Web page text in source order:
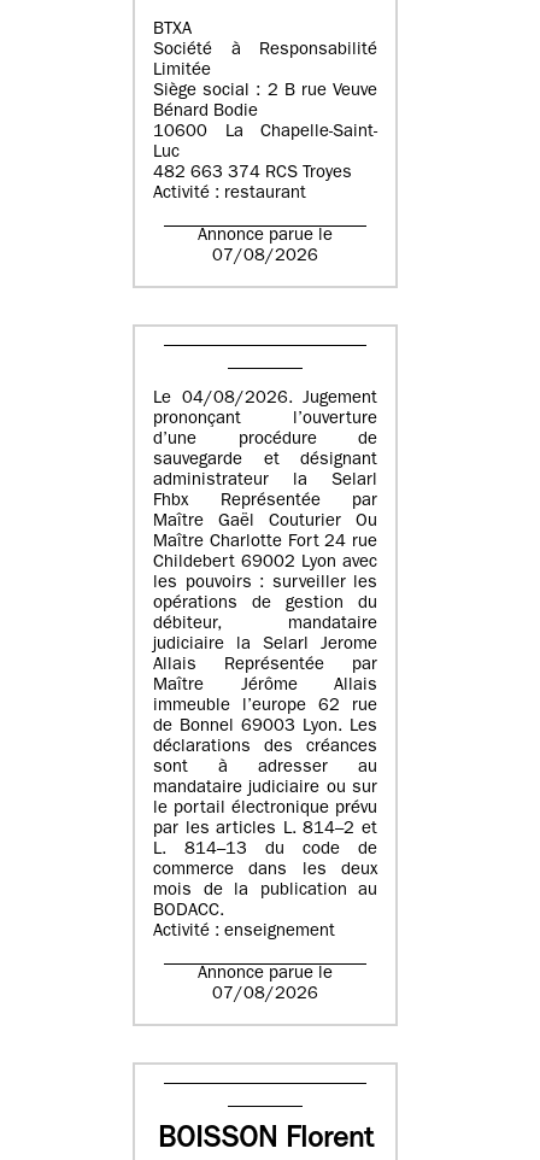
BTXA
Société à Responsabilité
Limitée
Siège social : 2 B rue Veuve
Bénard Bodie
10600 La Chapelle-Saint-
Luc
482 663 374 RCS Troyes
Activité : restaurant
Annonce parue le
07/08/2026
Le 04/08/2026. Jugement
prononçant l’ouverture
d’une procédure de
sauvegarde et désignant
administrateur la Selarl
Fhbx Représentée par
Maître Gaël Couturier Ou
Maître Charlotte Fort 24 rue
Childebert 69002 Lyon avec
les pouvoirs : surveiller les
opérations de gestion du
débiteur, mandataire
judiciaire la Selarl Jerome
Allais Représentée par
Maître Jérôme Allais
immeuble l’europe 62 rue
de Bonnel 69003 Lyon. Les
déclarations des créances
sont à adresser au
mandataire judiciaire ou sur
le portail électronique prévu
par les articles L. 814–2 et
L. 814–13 du code de
commerce dans les deux
mois de la publication au
BODACC.
Activité : enseignement
Annonce parue le
07/08/2026
BOISSON Florent